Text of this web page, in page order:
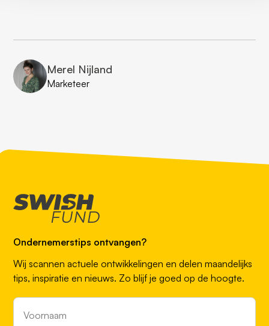
Merel Nijland
Marketeer
Ondernemerstips ontvangen?
Wij scannen actuele ontwikkelingen en delen maandelijks
tips, inspiratie en nieuws. Zo blijf je goed op de hoogte.